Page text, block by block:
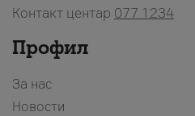
Контакт центар 077 1234
Профил
За нас
Новости